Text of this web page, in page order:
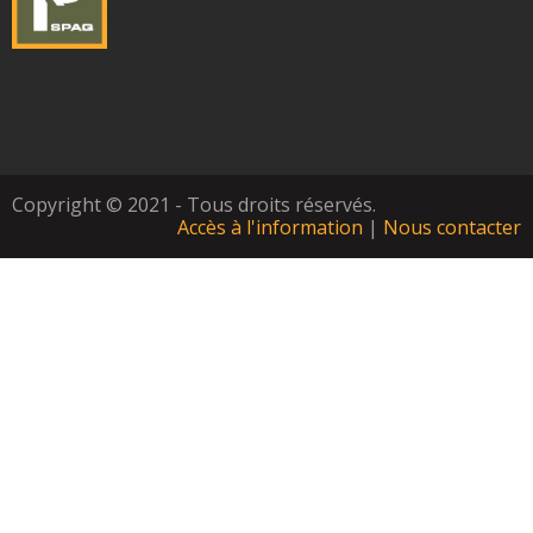
Copyright © 2021 - Tous droits réservés.
Accès à l'information | Nous contacter